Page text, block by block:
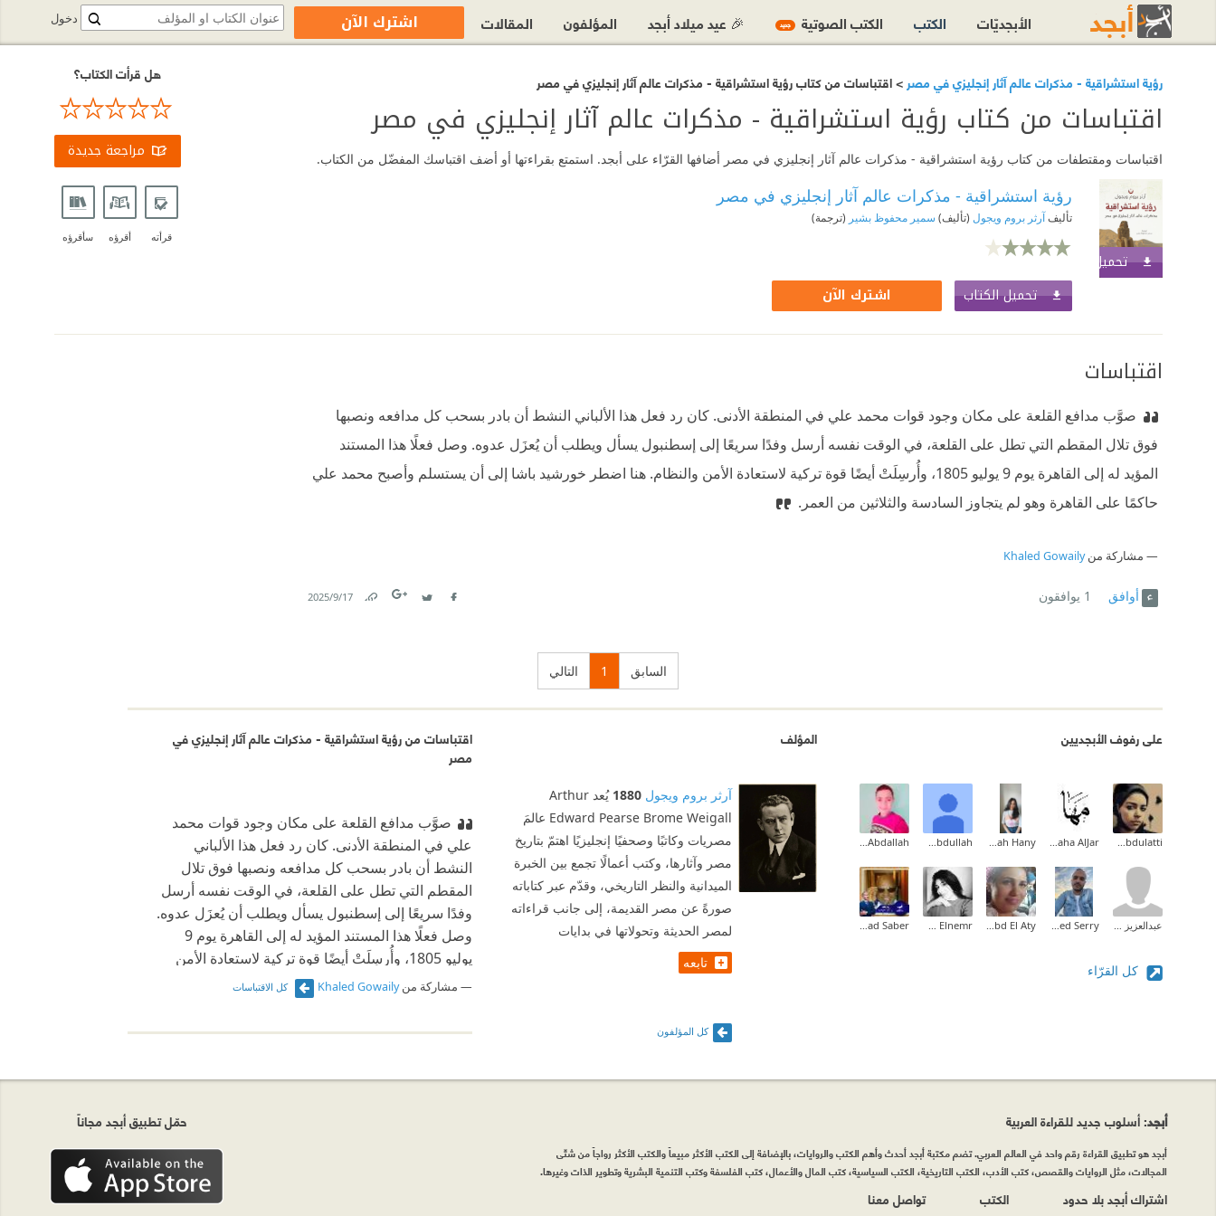
رؤية استشراقية - مذكرات عالم آثار إنجليزي في مصر> اقتباسات من كتاب رؤية استشراقية - مذكرات عالم آثار إنجليزي في مصر
اقتباسات من كتاب رؤية استشراقية - مذكرات عالم آثار إنجليزي في مصر
اقتباسات ومقتطفات من كتاب رؤية استشراقية - مذكرات عالم آثار إنجليزي في مصر أضافها القرّاء على أبجد. استمتع بقراءتها أو أضف اقتباسك المفضّل من الكتاب.
تحميل الكتاب اشترك الآن
رؤية استشراقية - مذكرات عالم آثار إنجليزي في مصر
تأليفآرثر بروم ويجول (تأليف) سمير محفوظ بشير (ترجمة)
تحميل الكتاب اشترك الآن
هل قرأت الكتاب؟
مراجعة جديدة
قرأته أقرؤه سأقرؤه
اقتباسات
صوَّب مدافع القلعة على مكان وجود قوات محمد علي في المنطقة الأدنى. كان رد فعل هذا الألباني النشط أن بادر بسحب كل مدافعه ونصبها
فوق تلال المقطم التي تطل على القلعة، في الوقت نفسه أرسل وفدًا سريعًا إلى إسطنبول يسأل ويطلب أن يُعزَل عدوه. وصل فعلًا هذا المستند
المؤيد له إلى القاهرة يوم 9 يوليو 1805، وأُرسِلَتْ أيضًا قوة تركية لاستعادة الأمن والنظام. هنا اضطر خورشيد باشا إلى أن يستسلم وأصبح محمد علي
حاكمًا على القاهرة وهو لم يتجاوز السادسة والثلاثين من العمر.
مشاركة منKhaled Gowaily
17‏/9‏/2025 أوافق 1 يوافقون
السابق 1 التالي
على رفوف الأبجديين
Asmaa Abdulatti
Maha AlJar
Sarah Hany
Saad Abdullah
Ahmed Afifi Abdallah
عبدالعزيز العنزي Mohamed Serry
Rania Abd El Aty
Eman Elnemr
Ramadan Awad Saber
كل القرّاء
المؤلف
آرثر بروم ويجول 1880
يُعد Arthur
Edward Pearse Brome Weigall عالمَ
مصريات وكاتبًا وصحفيًا إنجليزيًا اهتمّ بتاريخ
مصر وآثارها، وكتب أعمالًا تجمع بين الخبرة
الميدانية والنظر التاريخي، وقدّم عبر كتاباته
صورةً عن مصر القديمة، إلى جانب قراءاته
لمصر الحديثة وتحولاتها في بدايات
تابعه
كل المؤلفون
اقتباسات من رؤية استشراقية - مذكرات عالم آثار إنجليزي في
مصر
صوَّب مدافع القلعة على مكان وجود قوات محمد
علي في المنطقة الأدنى. كان رد فعل هذا الألباني
النشط أن بادر بسحب كل مدافعه ونصبها فوق تلال
المقطم التي تطل على القلعة، في الوقت نفسه أرسل
وفدًا سريعًا إلى إسطنبول يسأل ويطلب أن يُعزَل عدوه.
وصل فعلًا هذا المستند المؤيد له إلى القاهرة يوم 9
يوليو 1805، وأُرسِلَتْ أيضًا قوة تركية لاستعادة الأمن
والنظام. هنا اضطر خورشيد باشا إلى أن يستسلم
وأصبح محمد علي حاكمًا على القاهرة وهو لم يتجاوز
مشاركة منKhaled Gowaily كل الاقتباسات
دخول الأبجديّات الكتب الكتب الصوتية جديد 🎉 عيد ميلاد أبجد المؤلفون المقالات اشترك الآن
حمّل تطبيق أبجد مجاناً أبجد: أسلوب جديد للقراءة العربية
أبجد هو تطبيق القراءة رقم واحد في العالم العربي. تضم مكتبة أبجد أحدث وأهم الكتب والروايات، بالإضافة إلى الكتب الأكثر مبيعاً والكتب الأكثر رواجاً من شتّى
المجالات، مثل الروايات والقصص، كتب الأدب، الكتب التاريخية، الكتب السياسية، كتب المال والأعمال، كتب الفلسفة وكتب التنمية البشرية وتطوير الذات وغيرها.
اشتراك أبجد بلا حدود الكتب تواصل معنا